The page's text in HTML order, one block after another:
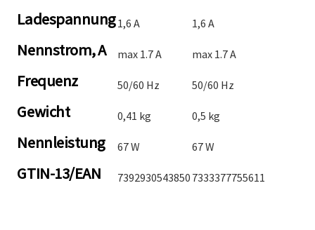
Ladespannung1,6 A 1,6 A
Nennstrom, A max 1.7 A max 1.7 A
Frequenz 50/60 Hz 50/60 Hz
Gewicht 0,41 kg 0,5 kg
Nennleistung 67 W 67 W
GTIN-13/EAN 7392930543850 7333377755611